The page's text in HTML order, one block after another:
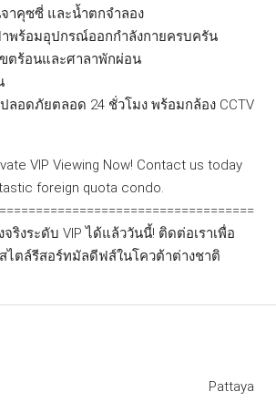
าคุซซี่ และน้ำตกจำลอง
พร้อมอุปกรณ์ออกกำลังกายครบครัน
ตร้อนและศาลาพักผ่อน
ลอดภัยตลอด 24 ชั่วโมง พร้อมกล้อง CCTV
VIP Viewing Now! Contact us today
foreign quota condo.
ริงระดับ VIP ได้แล้ววันนี้! ติดต่อเราเพื่อ
ไตล์รีสอร์ทมัลดีฟส์ในโควต้าต่างชาติ
Pattaya